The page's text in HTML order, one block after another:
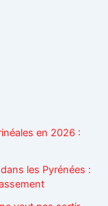
en 2026 :
les Pyrénées :